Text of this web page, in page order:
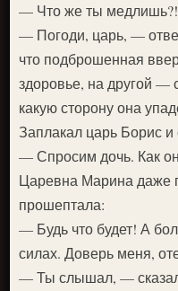
— Что же ты
— Погоди, царь, —
что подброшенная
здоровье, на другой —
какую сторону она
Заплакал царь Борис и
— Спросим дочь. Как
Царевна Марина даже
прошептала:
— Будь что будет! А
силах. Доверь меня,
— Ты слышал, —